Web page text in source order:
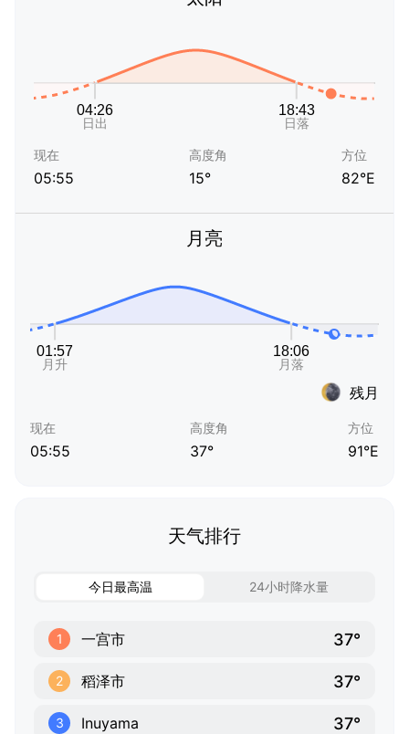
现在
05:55
高度角
15°
方位
82°E
月亮
残月
现在
05:55
高度角
37°
方位
91°E
天气排行
今日最高温 24小时降水量
1 一宫市 37°
2 稻泽市 37°
3 Inuyama 37°